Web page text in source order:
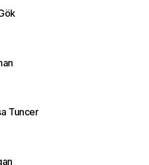
Tuncer